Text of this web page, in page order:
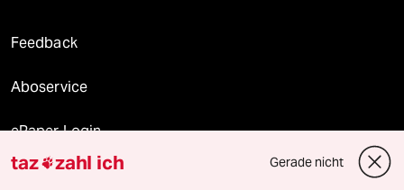
Feedback
Aboservice
ePaper Login
Downloads für Abonnierende
taz zahl ich Gerade nicht